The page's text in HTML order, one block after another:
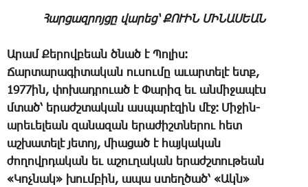
Հար­ցազ­րոյ­ցը վա­րեց՝ ՔՈՒԻՆ ՄԻՆԱՍԵԱՆ
Ա­րամ ­Քե­րով­բեան ծնած է ­Պո­լիս։
­Ճար­տա­րա­գի­տա­կան ու­սու­մը ա­ւար­տե­լէ ետք,
1977ին, փո­խադ­րո­ւած է ­Փա­րիզ եւ ան­մի­ջա­պէս
մտած՝ ե­րաժշ­տա­կան աս­պա­րէ­զին մէջ։ ­Մի­ջին-
ա­րե­ւե­լեան զա­նա­զան ե­րա­ժիշտ­նե­րու հետ
աշ­խա­տե­լէ յե­տոյ, միա­ցած է հայ­կա­կան
ժո­ղովրդա­կան եւ ա­շու­ղա­կան ե­րաժշ­տու­թեան
«­Կոչ­նակ» խում­բին, ա­պա ստեղ­ծած՝ «Ակն»